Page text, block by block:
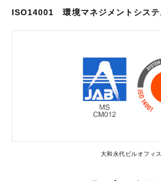
ISO14001 環境マネジメントシステ
大和永代ビルオフィス